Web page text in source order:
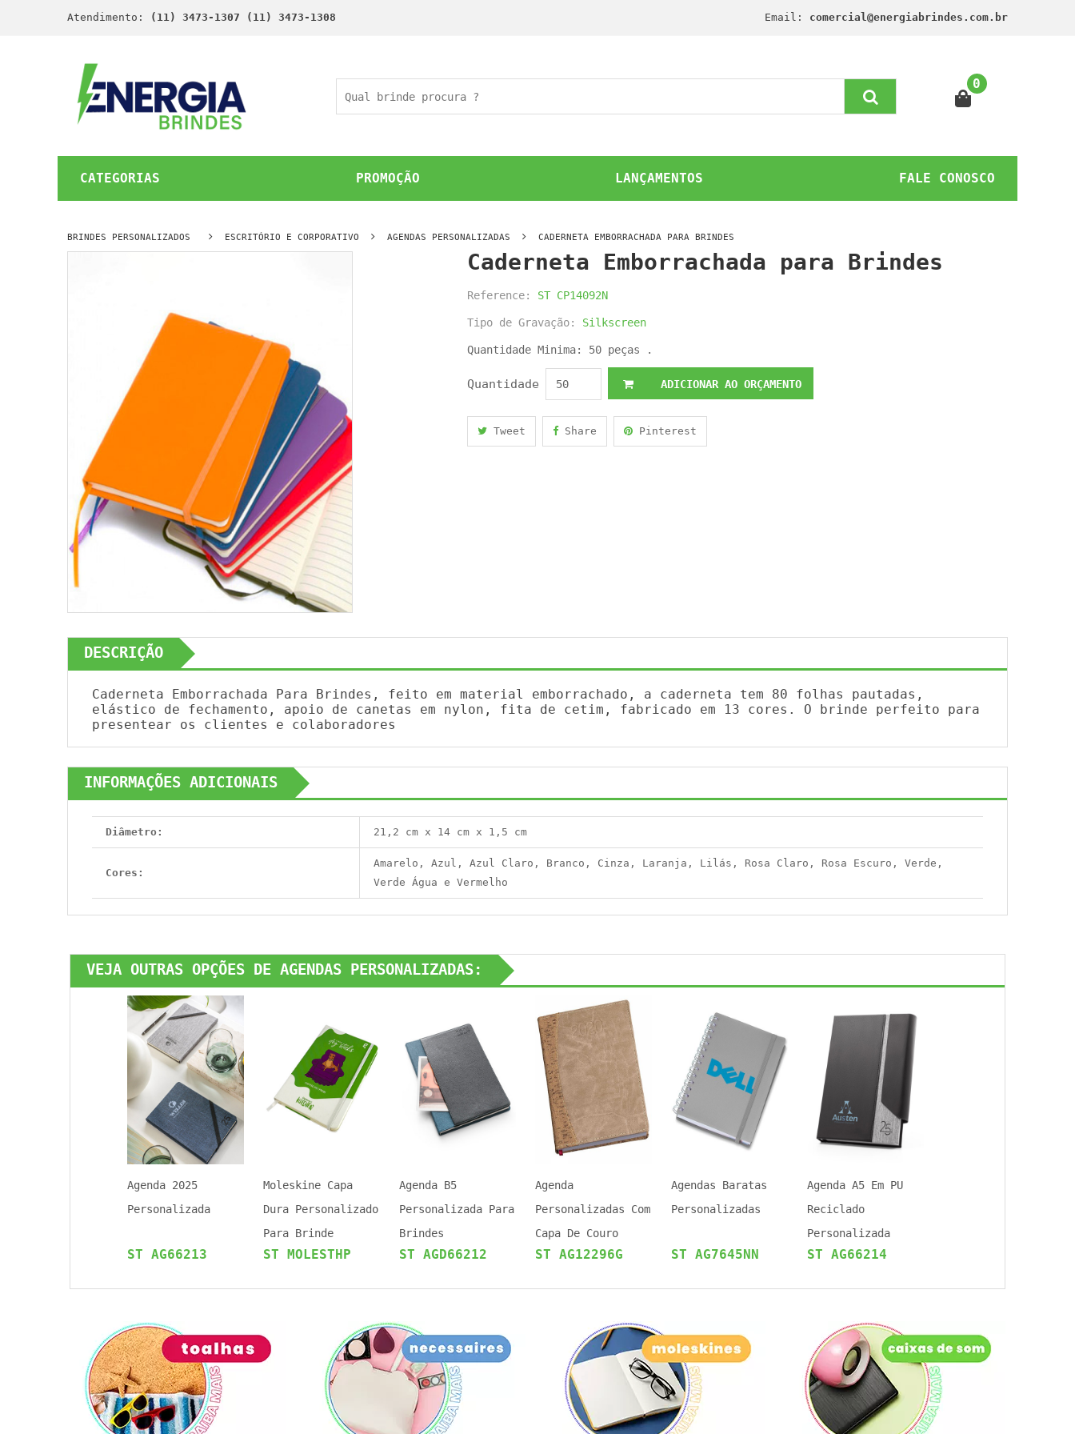
Atendimento: (11) 3473-1307 (11) 3473-1308 Email: comercial@energiabrindes.com.br
0
CATEGORIAS PROMOÇÃO LANÇAMENTOS FALE CONOSCO
BRINDES PERSONALIZADOS ESCRITÓRIO E CORPORATIVO AGENDAS PERSONALIZADAS CADERNETA EMBORRACHADA PARA BRINDES
Caderneta Emborrachada para Brindes
Reference: ST CP14092N
Tipo de Gravação: Silkscreen
Quantidade Minima: 50 peças .
Quantidade ADICIONAR AO ORÇAMENTO
Tweet Share Pinterest
DESCRIÇÃO
Caderneta Emborrachada Para Brindes, feito em material emborrachado, a caderneta tem 80 folhas pautadas,
elástico de fechamento, apoio de canetas em nylon, fita de cetim, fabricado em 13 cores. O brinde perfeito para
presentear os clientes e colaboradores
INFORMAÇÕES ADICIONAIS
Diâmetro: 21,2 cm x 14 cm x 1,5 cm
Cores:
Amarelo, Azul, Azul Claro, Branco, Cinza, Laranja, Lilás, Rosa Claro, Rosa Escuro, Verde,
Verde Água e Vermelho
VEJA OUTRAS OPÇÕES DE AGENDAS PERSONALIZADAS:
Agenda 2025
Personalizada
ST AG66213
Moleskine Capa
Dura Personalizado
Para Brinde
ST MOLESTHP
Agenda B5
Personalizada Para
Brindes
ST AGD66212
Agenda
Personalizadas Com
Capa De Couro
ST AG12296G
Agendas Baratas
Personalizadas
ST AG7645NN
Agenda A5 Em PU
Reciclado
Personalizada
ST AG66214